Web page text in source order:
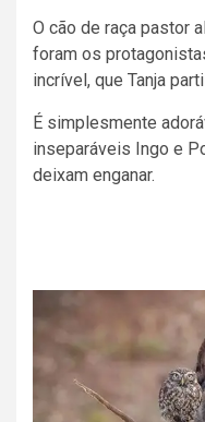
O cão de raça pastor
foram os
incrível, que Tanja
É simplesmente
inseparáveis Ingo e
deixam enganar.